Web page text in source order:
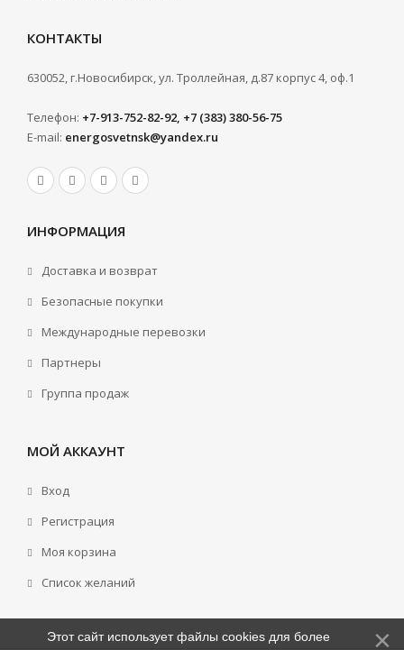
КОНТАКТЫ
630052, г.Новосибирск, ул. Троллейная, д.87 корпус 4, оф.1
Телефон: +7-913-752-82-92, +7 (383) 380-56-75
E-mail: energosvetnsk@yandex.ru
ИНФОРМАЦИЯ
Доставка и возврат
Безопасные покупки
Международные перевозки
Партнеры
Группа продаж
МОЙ АККАУНТ
Вход
Регистрация
Моя корзина
Cписок желаний
Этот сайт использует файлы cookies для более